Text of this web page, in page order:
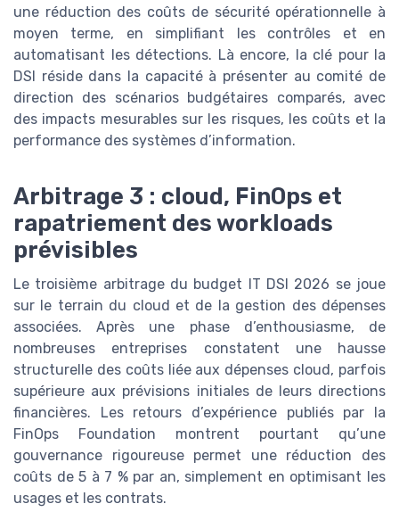
une réduction des coûts de sécurité opérationnelle à
moyen terme, en simplifiant les contrôles et en
automatisant les détections. Là encore, la clé pour la
DSI réside dans la capacité à présenter au comité de
direction des scénarios budgétaires comparés, avec
des impacts mesurables sur les risques, les coûts et la
performance des systèmes d’information.
Arbitrage 3 : cloud, FinOps et
rapatriement des workloads
prévisibles
Le troisième arbitrage du budget IT DSI 2026 se joue
sur le terrain du cloud et de la gestion des dépenses
associées. Après une phase d’enthousiasme, de
nombreuses entreprises constatent une hausse
structurelle des coûts liée aux dépenses cloud, parfois
supérieure aux prévisions initiales de leurs directions
financières. Les retours d’expérience publiés par la
FinOps Foundation montrent pourtant qu’une
gouvernance rigoureuse permet une réduction des
coûts de 5 à 7 % par an, simplement en optimisant les
usages et les contrats.